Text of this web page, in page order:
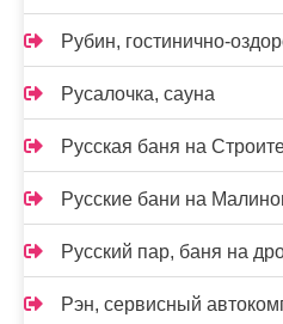
Рубин, гостинично-
Русалочка, сауна
Русская баня на
Русские бани на
Русский пар, баня на
Рэн, сервисный